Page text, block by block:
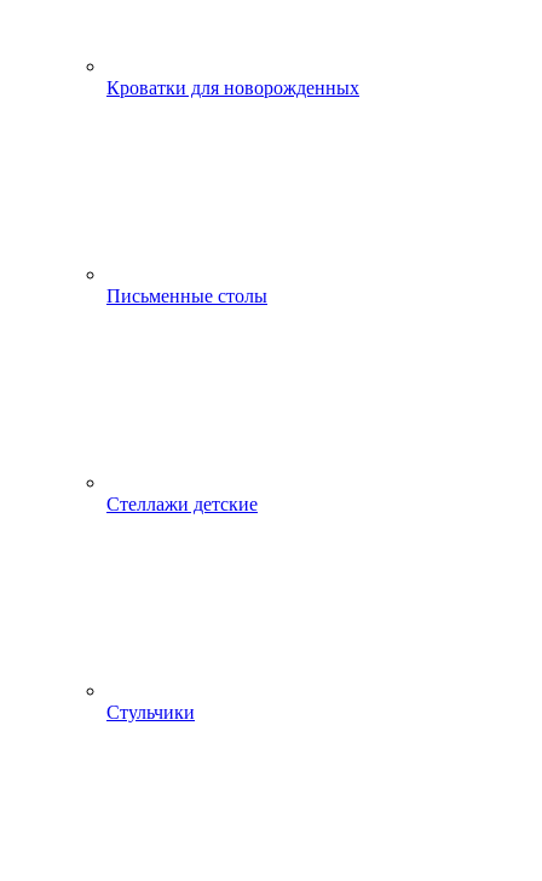
Кроватки для новорожденных
Письменные столы
Стеллажи детские
Стульчики